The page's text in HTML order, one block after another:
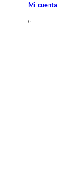
Mi cuenta
0